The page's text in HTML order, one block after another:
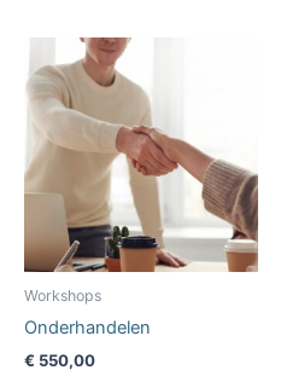
Workshops
Onderhandelen
€ 550,00